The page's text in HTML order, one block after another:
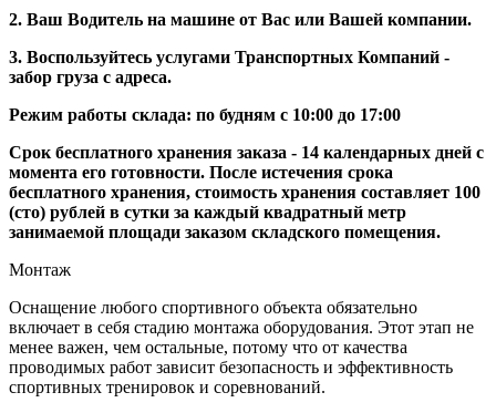
2. Ваш Водитель на машине от Вас или Вашей компании.
3. Воспользуйтесь услугами Транспортных Компаний -
забор груза с адреса.
Режим работы склада: по будням с 10:00 до 17:00
Срок бесплатного хранения заказа - 14 календарных дней с
момента его готовности. После истечения срока
бесплатного хранения, стоимость хранения составляет 100
(сто) рублей в сутки за каждый квадратный метр
занимаемой площади заказом складского помещения.
Монтаж
Оснащение любого спортивного объекта обязательно
включает в себя стадию монтажа оборудования. Этот этап не
менее важен, чем остальные, потому что от качества
проводимых работ зависит безопасность и эффективность
спортивных тренировок и соревнований.